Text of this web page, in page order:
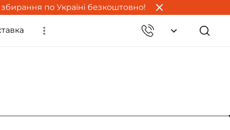
по Україні безкоштовно!